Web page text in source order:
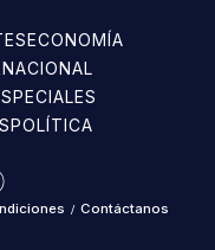
ECONOMÍA
POLÍTICA
/ Contáctanos